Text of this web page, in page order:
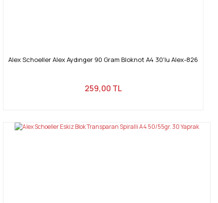
Alex Schoeller Alex Aydınger 90 Gram Bloknot A4 30'lu Alex-826
259,00 TL